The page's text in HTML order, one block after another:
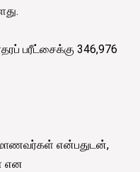
பரீட்சைக்கு 346,976
மாணவர்கள் என்பதுடன்,
என